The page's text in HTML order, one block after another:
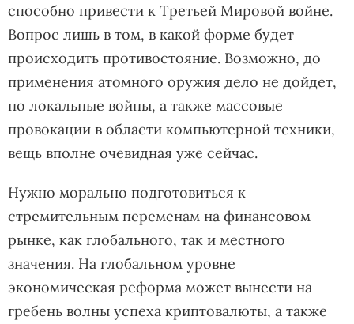
способно привести к Третьей Мировой войне.
Вопрос лишь в том, в какой форме будет
происходить противостояние. Возможно, до
применения атомного оружия дело не дойдет,
но локальные войны, а также массовые
провокации в области компьютерной техники,
вещь вполне очевидная уже сейчас.
Нужно морально подготовиться к
стремительным переменам на финансовом
рынке, как глобального, так и местного
значения. На глобальном уровне
экономическая реформа может вынести на
гребень волны успеха криптовалюты, а также